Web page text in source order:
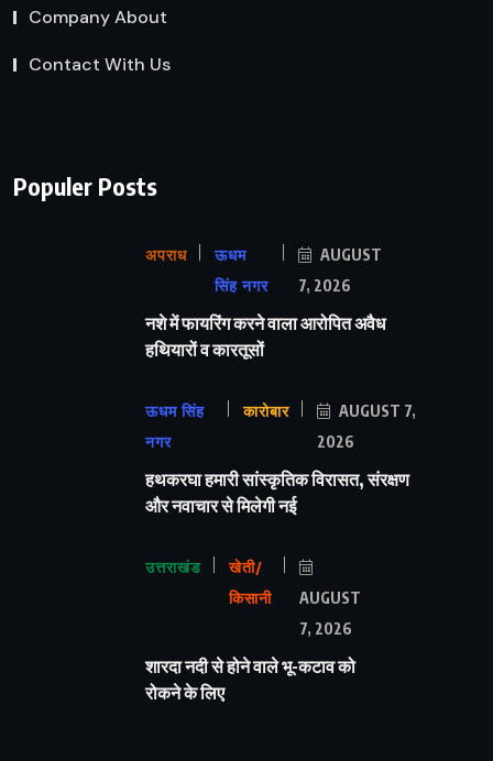
Company About
Contact With Us
Populer Posts
अपराध
ऊधम
सिंह नगर
AUGUST
7, 2026
नशे में फायरिंग करने वाला आरोपित अवैध
हथियारों व कारतूसों
ऊधम सिंह
नगर
कारोबार
AUGUST 7,
2026
हथकरघा हमारी सांस्कृतिक विरासत, संरक्षण
और नवाचार से मिलेगी नई
उत्तराखंड
खेती/
किसानी
AUGUST
7, 2026
शारदा नदी से होने वाले भू-कटाव को
रोकने के लिए